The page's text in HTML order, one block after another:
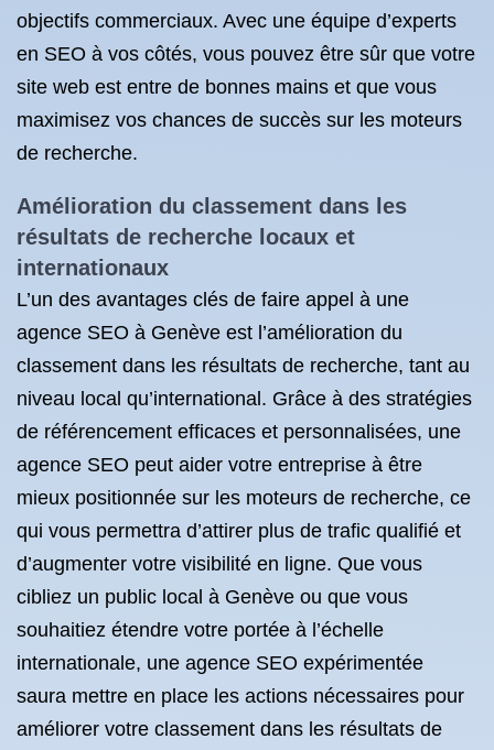
objectifs commerciaux. Avec une équipe d’experts
en SEO à vos côtés, vous pouvez être sûr que votre
site web est entre de bonnes mains et que vous
maximisez vos chances de succès sur les moteurs
de recherche.
Amélioration du classement dans les
résultats de recherche locaux et
internationaux
L’un des avantages clés de faire appel à une
agence SEO à Genève est l’amélioration du
classement dans les résultats de recherche, tant au
niveau local qu’international. Grâce à des stratégies
de référencement efficaces et personnalisées, une
agence SEO peut aider votre entreprise à être
mieux positionnée sur les moteurs de recherche, ce
qui vous permettra d’attirer plus de trafic qualifié et
d’augmenter votre visibilité en ligne. Que vous
cibliez un public local à Genève ou que vous
souhaitiez étendre votre portée à l’échelle
internationale, une agence SEO expérimentée
saura mettre en place les actions nécessaires pour
améliorer votre classement dans les résultats de